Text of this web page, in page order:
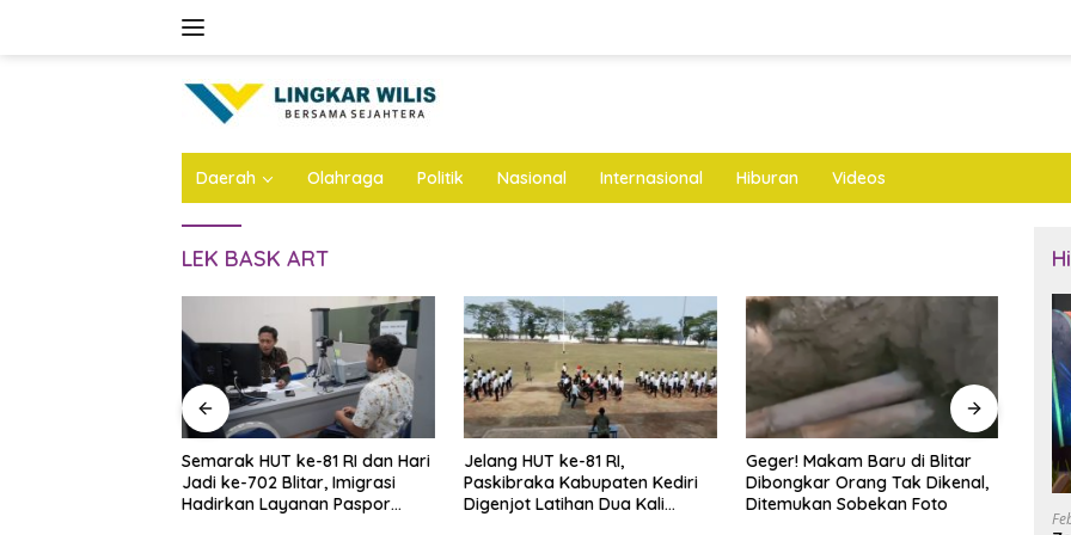
Daerah Olahraga Politik Nasional Internasional Hiburan Videos
LEK BASK ART
Jelang HUT ke-81 RI,
Paskibraka Kabupaten Kediri
Digenjot Latihan Dua Kali
Geger! Makam Baru di Blitar
Dibongkar Orang Tak Dikenal,
Ditemukan Sobekan Foto
Sabu 10,93 Gram Siap Edar
Disita, Dua Warga
Tanjunganom Nganjuk